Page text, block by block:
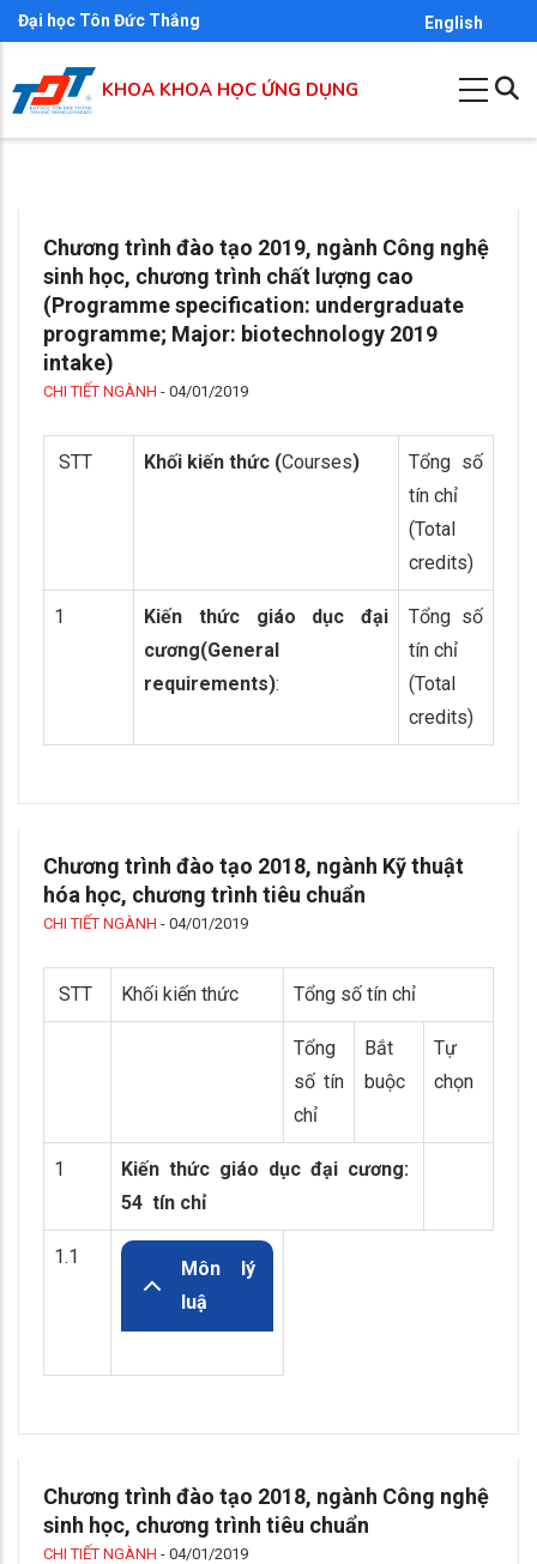
Nhảy
đến
nội
dung
Đại học Tôn Đức Thắng English
KHOA KHOA HỌC ỨNG DỤNG
Chương trình đào tạo 2019, ngành Công nghệ
sinh học, chương trình chất lượng cao
(Programme specification: undergraduate
programme; Major: biotechnology 2019
intake)
CHI TIẾT NGÀNH - 04/01/2019
STT Khối kiến thức (Courses)
Tổng số
tín chỉ
(Total
credits)
1
Kiến thức giáo dục đại
cương(General
requirements):
Tổng số
tín chỉ
(Total
credits)
Chương trình đào tạo 2018, ngành Kỹ thuật
hóa học, chương trình tiêu chuẩn
CHI TIẾT NGÀNH - 04/01/2019
STT Khối kiến thức Tổng số tín chỉ
Tổng
số tín
chỉ
Bắt
buộc
Tự
chọn
1
Kiến thức giáo dục đại cương:
54 tín chỉ
1.1
Môn lý
luậ
Chương trình đào tạo 2018, ngành Công nghệ
sinh học, chương trình tiêu chuẩn
CHI TIẾT NGÀNH - 04/01/2019